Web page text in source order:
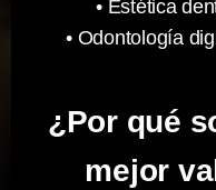
• Estética
• Odontología
¿Por qué
mejor